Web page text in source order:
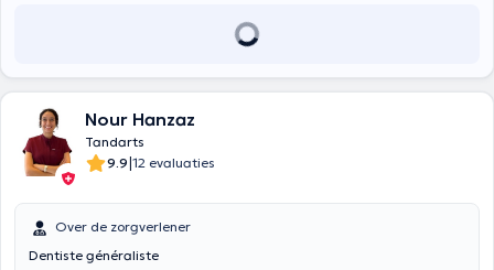
Nour Hanzaz
Tandarts
9.9|12 evaluaties
Over de zorgverlener
Dentiste généraliste